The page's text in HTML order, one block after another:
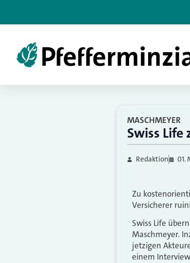
MASCHMEYER
Swiss Life
Redaktion 01.
Zu
Versicherer
Swiss Life
Maschmeyer.
jetzigen
einem